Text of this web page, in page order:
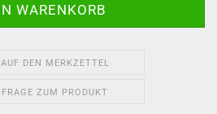
AUF DEN MERKZETTEL
FRAGE ZUM PRODUKT